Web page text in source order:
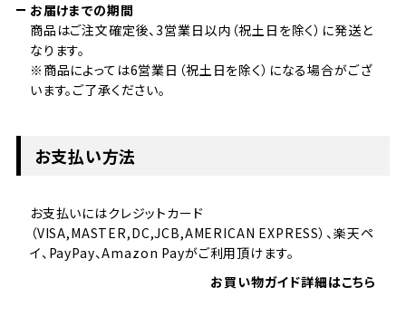
お届けまでの期間
商品はご注文確定後、3営業日以内（祝土日を除く）に発送と
なります。
※商品によっては6営業日（祝土日を除く）になる場合がござ
います。ご了承ください。
お支払い方法
お支払いにはクレジットカード
（VISA,MASTER,DC,JCB,AMERICAN EXPRESS）、楽天ペ
イ、PayPay、Amazon Payがご利用頂けます。
お買い物ガイド詳細はこちら